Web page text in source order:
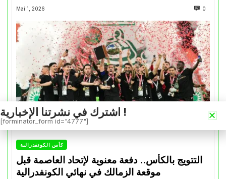
Mai 1, 2026 0
كأس الكونفدرالية
التتويج بالكأس.. دفعة معنوية لإتحاد العاصمة قبل
موقعة الزمالك في نهائي الكونفدرالية
اشترك في نشرتنا الإخبارية !
[forminator_form id="4777"]